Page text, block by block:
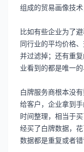
组成的贸易画像技术
比如有些企业为了
同行业的平均价格
并过滤掉；还有重
业看到的都是唯一的
白牌服务商根本没
给客户，企业拿到
时间整理，相当于
经买了白牌数据，
数据都是重复或者